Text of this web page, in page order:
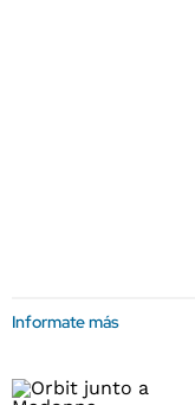
Informate más